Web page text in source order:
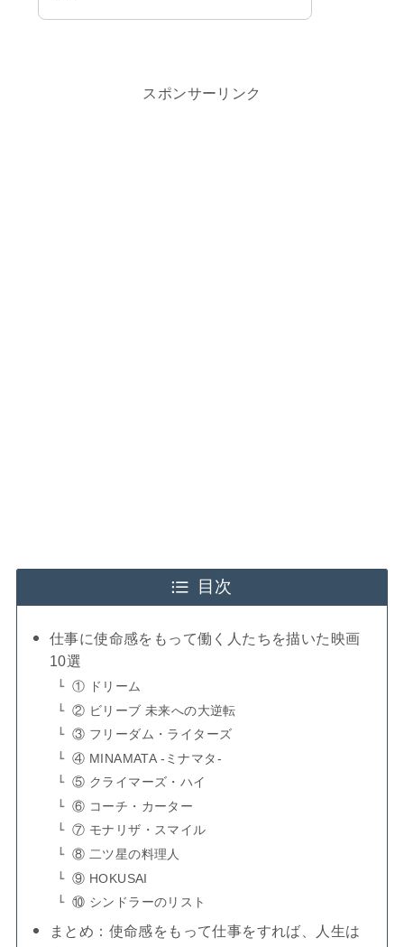
スポンサーリンク
目次
仕事に使命感をもって働く人たちを描いた映画
10選
① ドリーム
② ビリーブ 未来への大逆転
③ フリーダム・ライターズ
④ MINAMATA -ミナマタ-
⑤ クライマーズ・ハイ
⑥ コーチ・カーター
⑦ モナリザ・スマイル
⑧ 二ツ星の料理人
⑨ HOKUSAI
⑩ シンドラーのリスト
まとめ：使命感をもって仕事をすれば、人生は